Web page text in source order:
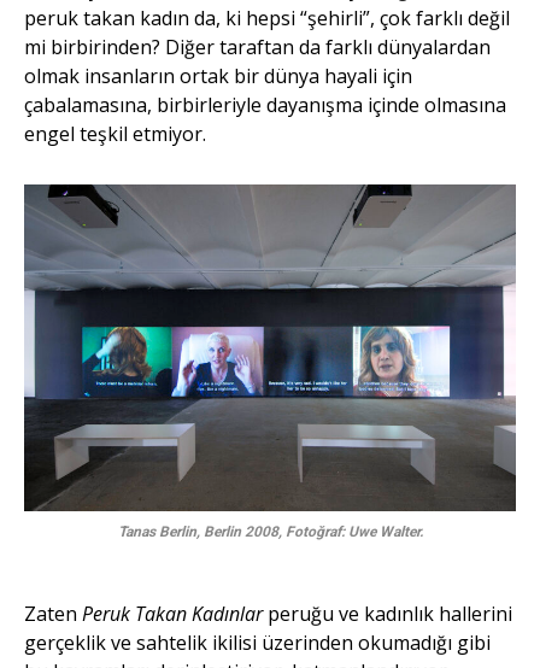
peruk takan kadın da, ki hepsi “şehirli”, çok farklı değil
mi birbirinden? Diğer taraftan da farklı dünyalardan
olmak insanların ortak bir dünya hayali için
çabalamasına, birbirleriyle dayanışma içinde olmasına
engel teşkil etmiyor.
Tanas Berlin, Berlin 2008, Fotoğraf: Uwe Walter.
Zaten Peruk Takan Kadınlarperuğu ve kadınlık hallerini
gerçeklik ve sahtelik ikilisi üzerinden okumadığı gibi